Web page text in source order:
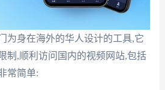
为身在海外的华人设计的工具,它
制,顺利访问国内的视频网站,包括
常简单: